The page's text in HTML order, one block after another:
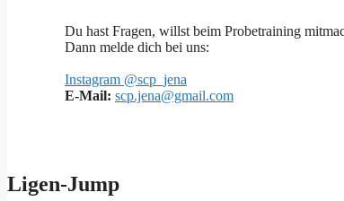
Du hast Fragen, willst beim Probetraining
Dann melde dich bei uns:
Instagram @scp_jena
E-Mail: scp.jena@gmail.com
Ligen-Jump